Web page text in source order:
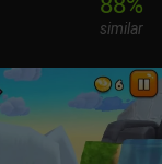
similar